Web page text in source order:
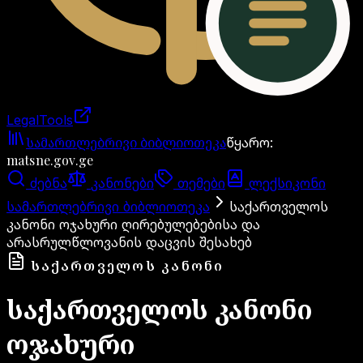
LegalTools
ანგარიში იტვირთება
სამართლებრივი ბიბლიოთეკაწყარო:
matsne.gov.ge
ძებნა კანონები თემები
ლექსიკონი
სამართლებრივი ბიბლიოთეკა
საქართველოს
კანონი ოჯახური ღირებულებებისა და
არასრულწლოვანის დაცვის შესახებ
ᲡᲐᲥᲐᲠᲗᲕᲔᲚᲝᲡ ᲙᲐᲜᲝᲜᲘ
საქართველოს კანონი
ოჯახური